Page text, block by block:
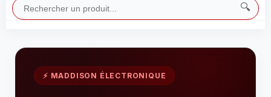
🔍
⚡ MADDISON ÉLECTRONIQUE